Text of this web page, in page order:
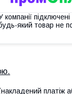
компанії
який товар не
платіж